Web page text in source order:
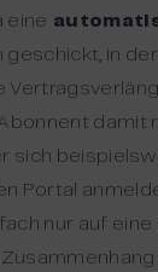
eine
geschickt, in
damit
sich
Portal
nur auf